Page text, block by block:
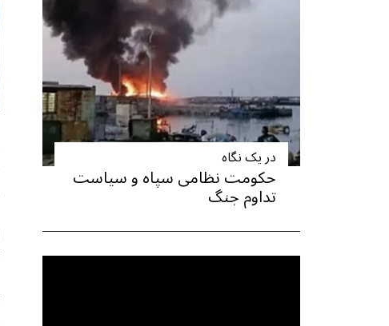
در یک نگاه
حکومت نظامی سپاه و سیاست
تداوم جنگ